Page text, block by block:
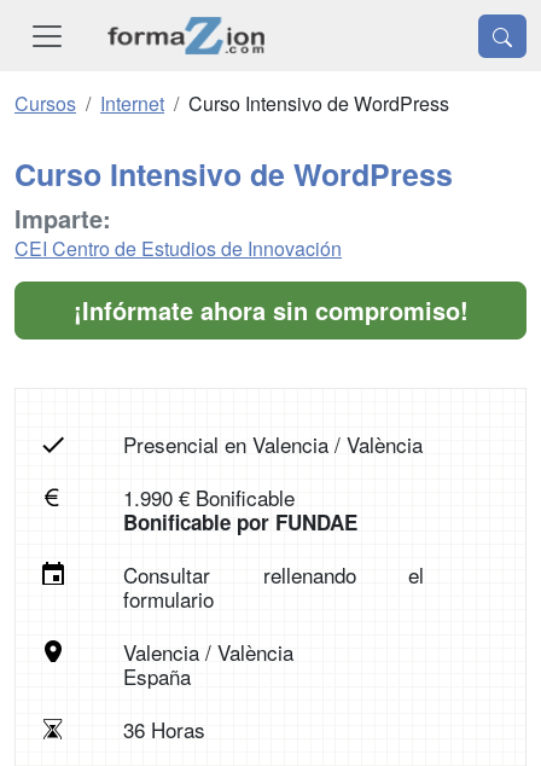
Cursos Internet Curso Intensivo de WordPress
Curso Intensivo de WordPress
Imparte:
CEI Centro de Estudios de Innovación
¡Infórmate ahora sin compromiso!
Presencial en Valencia / València
1.990 € Bonificable
Bonificable por FUNDAE
Consultar rellenando el
formulario
Valencia / València
España
36 Horas